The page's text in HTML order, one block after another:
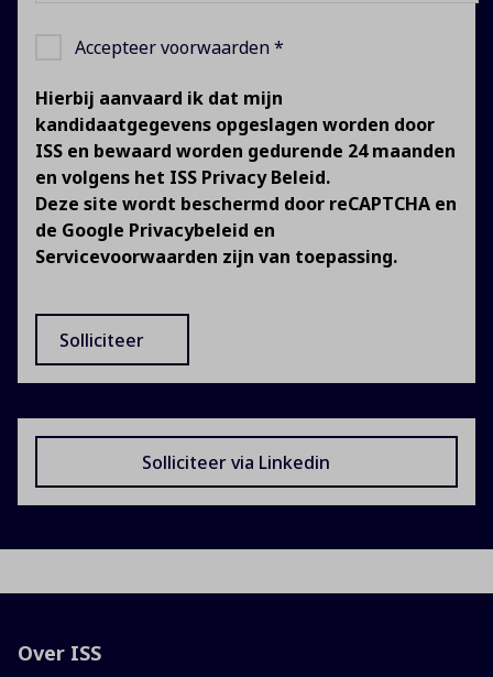
Accepteer voorwaarden *
Hierbij aanvaard ik dat mijn
kandidaatgegevens opgeslagen worden door
ISS en bewaard worden gedurende 24 maanden
en volgens het ISS Privacy Beleid.
Deze site wordt beschermd door reCAPTCHA en
de Google Privacybeleid en
Servicevoorwaarden zijn van toepassing.
Solliciteer
Solliciteer via Linkedin
Over ISS